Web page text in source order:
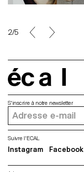
2/5
S'inscrire à notre newsletter
Suivre l'ECAL
Instagram Facebook